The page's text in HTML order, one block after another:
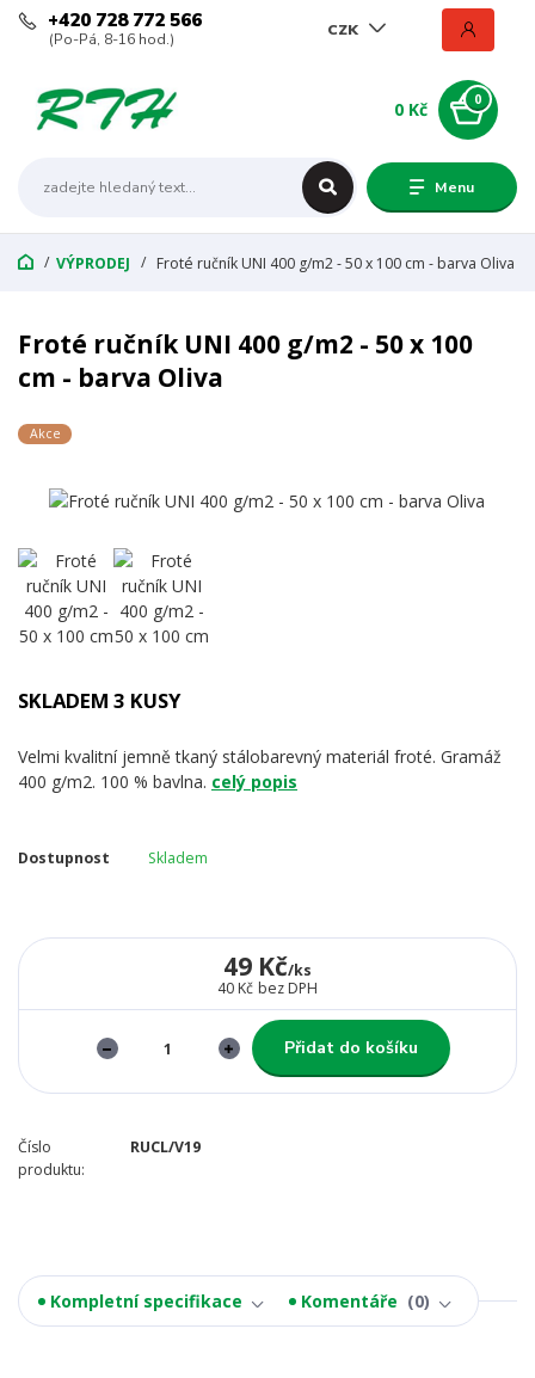
Menu
CZK
+420 728 772 566
(Po-Pá, 8-16 hod.)
0
0 Kč
VÝPRODEJ Froté ručník UNI 400 g/m2 - 50 x 100 cm - barva Oliva
Froté ručník UNI 400 g/m2 - 50 x 100
cm - barva Oliva
Akce
SKLADEM 3 KUSY
Velmi kvalitní jemně tkaný stálobarevný materiál froté. Gramáž
400 g/m2. 100 % bavlna. celý popis
Dostupnost Skladem
49 Kč/ks
40 Kč bez DPH
Přidat do košíku
Číslo
produktu:
RUCL/V19
Kompletní specifikace Komentáře 0